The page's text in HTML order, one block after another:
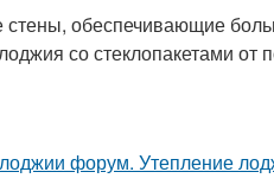
обеспечивающие
со стеклопакетами от